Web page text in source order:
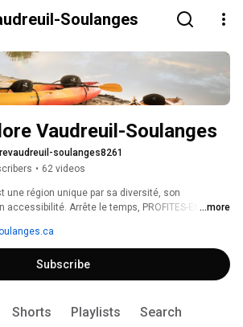
Soulanges
Vaudreuil-Soulanges
soulanges8261
• 62 videos
une région unique par sa diversité, son
Arrête le temps, PROFITES-EN! ...more
Subscribe
Shorts Playlists Search